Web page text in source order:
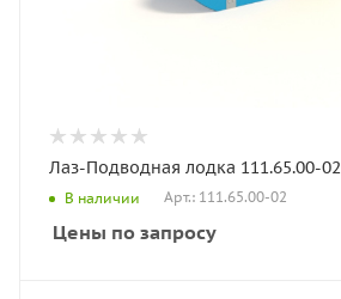
Лаз-Подводная лодка 111.65.00-02
В наличии Арт.: 111.65.00-02
Цены по запросу